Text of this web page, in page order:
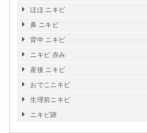
ほほ ニキビ
鼻 ニキビ
背中 ニキビ
ニキビ 赤み
産後 ニキビ
おでこニキビ
生理前ニキビ
ニキビ跡